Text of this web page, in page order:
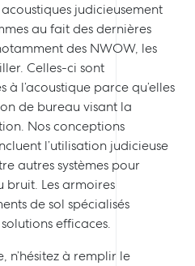
judicieusement
au fait des dernières
des NWOW, les
Celles-ci sont
l’acoustique parce qu’elles
de bureau visant la
Nos conceptions
l’utilisation judicieuse
autres systèmes pour
Les armoires
de sol spécialisés
efficaces.
n’hésitez à remplir le